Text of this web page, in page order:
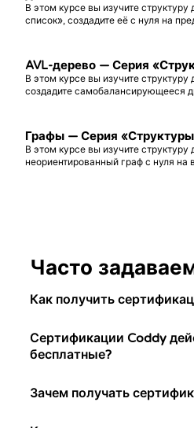
В этом курсе вы изучите
список», создадите её с нуля на
AVL-дерево — Серия
В этом курсе вы изучите структуру
создадите самобалансирующееся
Графы — Серия
В этом курсе вы изучите структуру
неориентированный граф с нуля
Часто
Как получить
Сертификации Coddy
бесплатные?
Зачем получать